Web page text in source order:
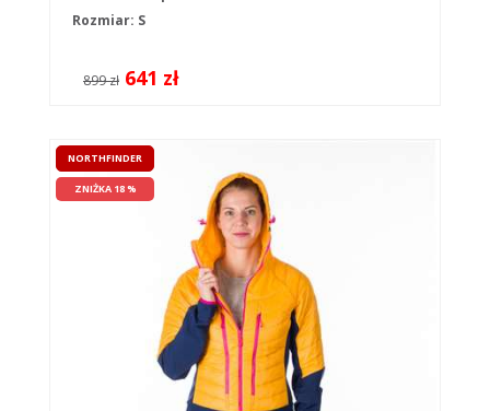
Rozmiar: S
899 zł 641 zł
NORTHFINDER
ZNIŻKA 18 %